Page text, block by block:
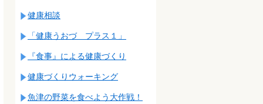
健康相談
「健康うおづ プラス１」
『食事』による健康づくり
健康づくりウォーキング
魚津の野菜を食べよう大作戦！